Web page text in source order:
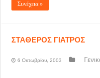
Συνέχεια »
ΣΤΑΘΕΡΟΣ ΓΙΑΤΡΟΣ
6 Οκτωβρίου, 2003